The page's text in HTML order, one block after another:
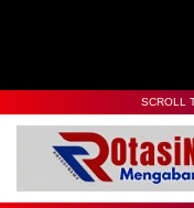
SCROLL